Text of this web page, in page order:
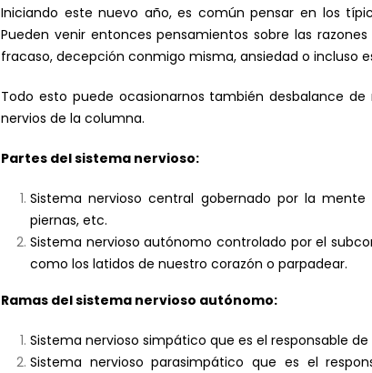
Iniciando este nuevo año, es común pensar en los
Pueden venir entonces pensamientos sobre las
fracaso, decepción conmigo misma, ansiedad o incluso
Todo esto puede ocasionarnos también desbalance
nervios de la columna.
Partes del sistema nervioso:
Sistema nervioso central gobernado por la
piernas, etc.
Sistema nervioso autónomo controlado por el
como los latidos de nuestro corazón o parpadear.
Ramas del sistema nervioso autónomo:
Sistema nervioso simpático que es el responsable
Sistema nervioso parasimpático que es el